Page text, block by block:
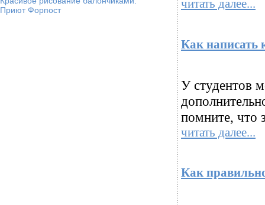
Приют Форпост
читать далее...
Как написать
У студентов
помните, что
читать далее...
Как